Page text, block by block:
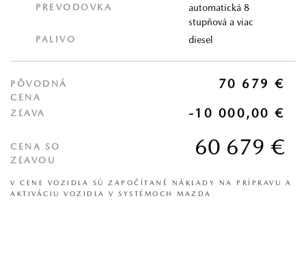
PREVODOVKA
automatická 8
stupňová a viac
PALIVO diesel
PÔVODNÁ
CENA
70 679 €
ZĽAVA -10 000,00 €
CENA SO
ZĽAVOU
60 679 €
V CENE VOZIDLA SÚ ZAPOČÍTANÉ NÁKLADY NA PRÍPRAVU A
AKTIVÁCIU VOZIDLA V SYSTÉMOCH MAZDA